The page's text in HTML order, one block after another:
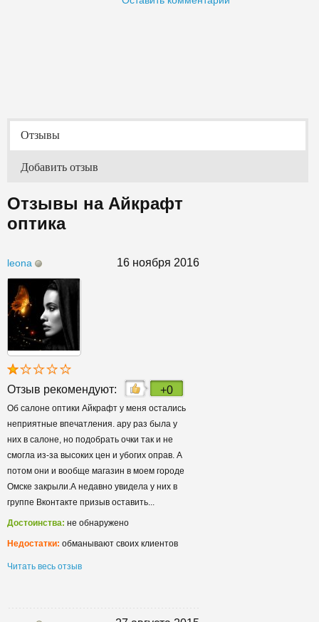
Отзывы
Добавить отзыв
Отзывы на Айкрафт
оптика
leona 16 ноября 2016
Отзыв рекомендуют: +0
Об салоне оптики Айкрафт у меня остались
неприятные впечатления. ару раз была у
них в салоне, но подобрать очки так и не
смогла из-за высоких цен и убогих оправ. А
потом они и вообще магазин в моем городе
Омске закрыли.А недавно увидела у них в
группе Вконтакте призыв оставить...
Достоинства: не обнаружено
Недостатки: обманывают своих клиентов
Читать весь отзыв